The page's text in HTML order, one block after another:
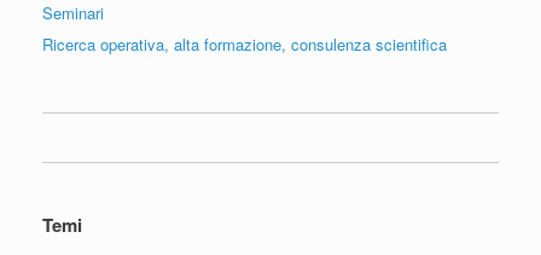
Seminari
Ricerca operativa, alta formazione, consulenza scientifica
Temi